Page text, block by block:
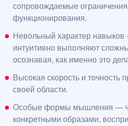
сопровождаемые
функционирования.
Невольный характер
интуитивно выполняют
осознавая, как именно это
Высокая скорость и точность
своей области.
Особые формы мышления —
конкретными образами,